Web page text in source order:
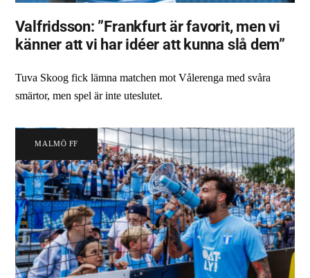
Valfridsson: ”Frankfurt är favorit, men vi
känner att vi har idéer att kunna slå dem”
Tuva Skoog fick lämna matchen mot Vålerenga med svåra
smärtor, men spel är inte uteslutet.
MALMÖ FF